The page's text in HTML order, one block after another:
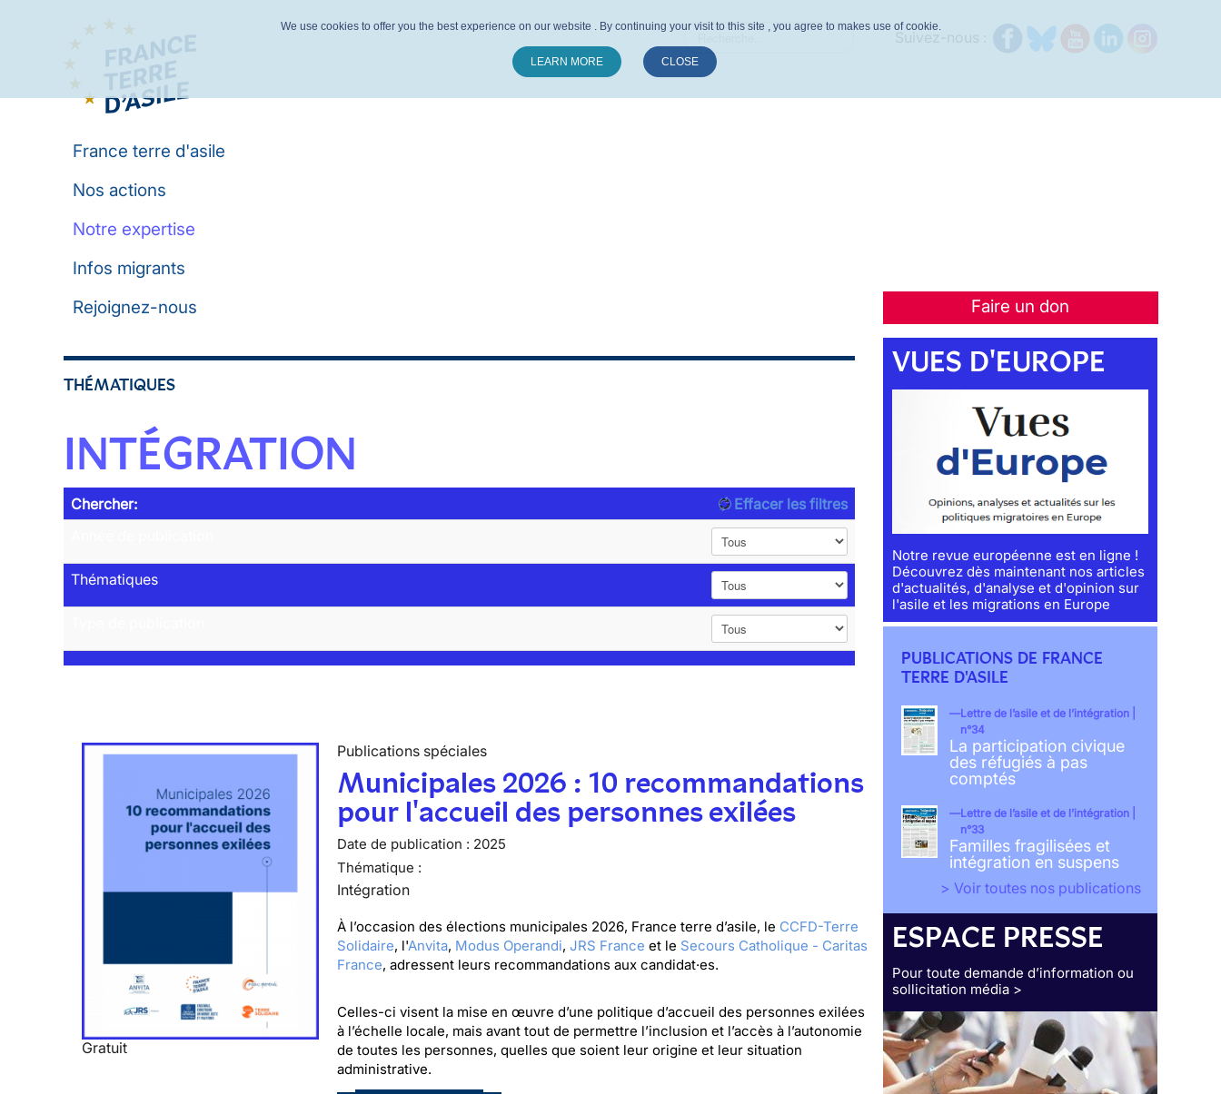
France terre d'asile
Nos actions
Notre expertise
Infos migrants
Faire un don
Rejoignez-nous
THÉMATIQUES
INTÉGRATION
Chercher:
Effacer les filtres
Thématiques
Gratuit
Publications spéciales
Municipales 2026 : 10 recommandations
pour l'accueil des personnes exilées
Date de publication : 2025
Thématique :
Intégration
À l’occasion des élections municipales 2026, France terre d’asile, le CCFD-Terre
Solidaire, l'Anvita, Modus Operandi,JRS France et le Secours Catholique - Caritas
France, adressent leurs recommandations aux candidat·es.
Celles-ci visent la mise en œuvre d’une politique d’accueil des personnes exilées
à l’échelle locale, mais avant tout de permettre l’inclusion et l’accès à l’autonomie
de toutes les personnes, quelles que soient leur origine et leur situation
administrative.
VUES D'EUROPE
Notre revue européenne est en ligne !
Découvrez dès maintenant nos articles
d'actualités, d'analyse et d'opinion sur
l'asile et les migrations en Europe
PUBLICATIONS DE FRANCE
TERRE D'ASILE
Lettre de l’asile et de l’intégration |
n°34
La participation civique
des réfugiés à pas
comptés
Lettre de l’asile et de l’intégration |
n°33
Familles fragilisées et
intégration en suspens
> Voir toutes nos publications
ESPACE PRESSE
Pour toute demande d’information ou
sollicitation média >
We use cookies to offer you the best experience on our website . By continuing your visit to this site , you agree to makes use of cookie.
LEARN MORE CLOSE